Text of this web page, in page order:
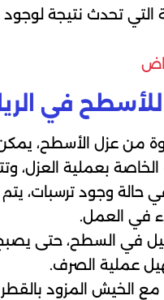
تحدث نتيجة لوجود
للأسطح في
من عزل الأسطح،
بعملية العزل،
حالة وجود ترسبات،
في العمل.
في السطح، حتى يصبح
عملية الصرف.
الخيش المزود